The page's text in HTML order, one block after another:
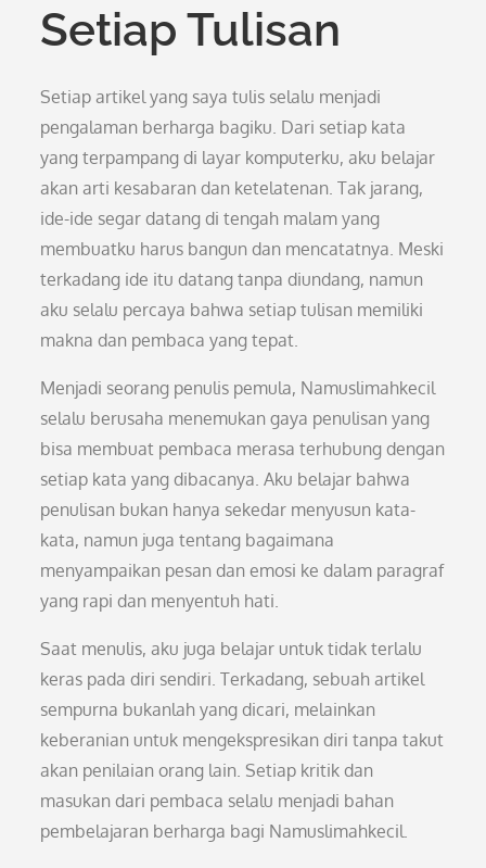
Setiap Tulisan
Setiap artikel yang saya tulis selalu menjadi
pengalaman berharga bagiku. Dari setiap kata
yang terpampang di layar komputerku, aku belajar
akan arti kesabaran dan ketelatenan. Tak jarang,
ide-ide segar datang di tengah malam yang
membuatku harus bangun dan mencatatnya. Meski
terkadang ide itu datang tanpa diundang, namun
aku selalu percaya bahwa setiap tulisan memiliki
makna dan pembaca yang tepat.
Menjadi seorang penulis pemula, Namuslimahkecil
selalu berusaha menemukan gaya penulisan yang
bisa membuat pembaca merasa terhubung dengan
setiap kata yang dibacanya. Aku belajar bahwa
penulisan bukan hanya sekedar menyusun kata-
kata, namun juga tentang bagaimana
menyampaikan pesan dan emosi ke dalam paragraf
yang rapi dan menyentuh hati.
Saat menulis, aku juga belajar untuk tidak terlalu
keras pada diri sendiri. Terkadang, sebuah artikel
sempurna bukanlah yang dicari, melainkan
keberanian untuk mengekspresikan diri tanpa takut
akan penilaian orang lain. Setiap kritik dan
masukan dari pembaca selalu menjadi bahan
pembelajaran berharga bagi Namuslimahkecil.